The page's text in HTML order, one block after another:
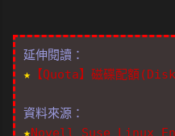
延伸閱讀：
★ 【Quota】磁碟配額
資料來源：
★Novell Suse Linux